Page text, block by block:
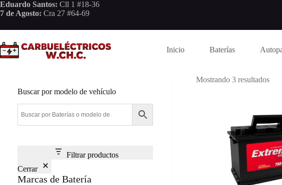
Saltar
al
Eduardo Santos: Cll 1 #18-36
7 de Agosto: Cra 27 #64-69
Inicio Baterías
Mostrando 3 resultados
Buscar por modelo de vehículo
Filtrar productos
Cerrar
Marcas de Batería